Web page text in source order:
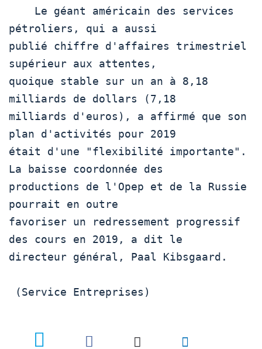
pétroliers, qui a aussi
publié chiffre d'affaires trimestriel
supérieur aux attentes,
quoique stable sur un an à 8,18
milliards de dollars (7,18
milliards d'euros), a affirmé que son
plan d'activités pour 2019
était d'une "flexibilité importante".
La baisse coordonnée des
productions de l'Opep et de la Russie
pourrait en outre
favoriser un redressement progressif
des cours en 2019, a dit le
directeur général, Paal Kibsgaard.